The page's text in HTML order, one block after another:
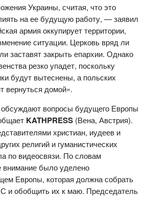
Украины, считая, что это
на ее будущую работу, — заявил
армия оккупирует территории,
ситуации. Церковь вряд ли
заставят закрыть епархии. Однако
резко упадет, поскольку
будут вытеснены, а польских
вернуться домой».
вопросы будущего Европы
KATHPRESS (Вена, Австрия).
христиан, иудеев и
религий и гуманистических
по видеосвязи. По словам
внимание было уделено
Европы, которая должна собрать
и обобщить их к маю. Председатель